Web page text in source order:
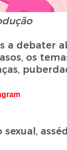
a debater
os